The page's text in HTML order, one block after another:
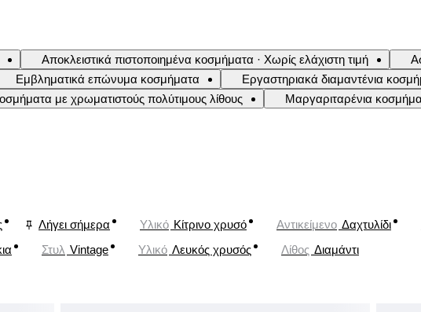
Αποκλειστικά πιστοποιημένα κοσμήματα · Χωρίς ελάχιστη τιμή
Εμβληματικά επώνυμα κοσμήματα Εργαστηριακά διαμαντένια
με χρωματιστούς πολύτιμους λίθους Μαργαριταρένια
Λήγει σήμερα Υλικό Κίτρινο χρυσό Αντικείμενο Δαχτυλίδι
Στυλ Vintage Υλικό Λευκός χρυσός Λίθος Διαμάντι